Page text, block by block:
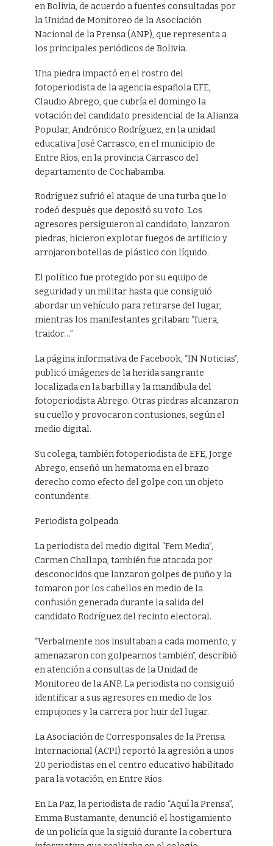
en Bolivia, de acuerdo a fuentes consultadas por
la Unidad de Monitoreo de la Asociación
Nacional de la Prensa (ANP), que representa a
los principales periódicos de Bolivia.
Una piedra impactó en el rostro del
fotoperiodista de la agencia española EFE,
Claudio Abrego, que cubría el domingo la
votación del candidato presidencial de la Alianza
Popular, Andrónico Rodríguez, en la unidad
educativa José Carrasco, en el municipio de
Entre Ríos, en la provincia Carrasco del
departamento de Cochabamba.
Rodríguez sufrió el ataque de una turba que lo
rodeó después que depositó su voto. Los
agresores persiguieron al candidato, lanzaron
piedras, hicieron explotar fuegos de artificio y
arrojaron botellas de plástico con líquido.
El político fue protegido por su equipo de
seguridad y un militar hasta que consiguió
abordar un vehículo para retirarse del lugar,
mientras los manifestantes gritaban: “fuera,
traidor…”
La página informativa de Facebook, “IN Noticias”,
publicó imágenes de la herida sangrante
localizada en la barbilla y la mandíbula del
fotoperiodista Abrego. Otras piedras alcanzaron
su cuello y provocaron contusiones, según el
medio digital.
Su colega, también fotoperiodista de EFE, Jorge
Abrego, enseñó un hematoma en el brazo
derecho como efecto del golpe con un objeto
contundente.
Periodista golpeada
La periodista del medio digital “Fem Media”,
Carmen Challapa, también fue atacada por
desconocidos que lanzaron golpes de puño y la
tomaron por los cabellos en medio de la
confusión generada durante la salida del
candidato Rodríguez del recinto electoral.
“Verbalmente nos insultaban a cada momento, y
amenazaron con golpearnos también”, describió
en atención a consultas de la Unidad de
Monitoreo de la ANP. La periodista no consiguió
identificar a sus agresores en medio de los
empujones y la carrera por huir del lugar.
La Asociación de Corresponsales de la Prensa
Internacional (ACPI) reportó la agresión a unos
20 periodistas en el centro educativo habilitado
para la votación, en Entre Ríos.
En La Paz, la periodista de radio “Aquí la Prensa”,
Emma Bustamante, denunció el hostigamiento
de un policía que la siguió durante la cobertura